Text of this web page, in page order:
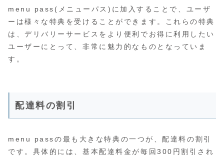
menu pass(メニューパス)に加入することで、ユーザ
ーは様々な特典を受けることができます。これらの特典
は、デリバリーサービスをより便利でお得に利用したい
ユーザーにとって、非常に魅力的なものとなっていま
す。
配達料の割引
menu passの最も大きな特典の一つが、配達料の割引
です。具体的には、基本配達料金が毎回300円割引され